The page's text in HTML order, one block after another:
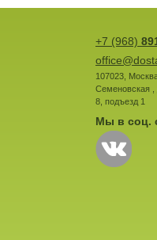
+7 (968)
107023,
Семеновская ,
8, подъезд 1
Мы в соц.